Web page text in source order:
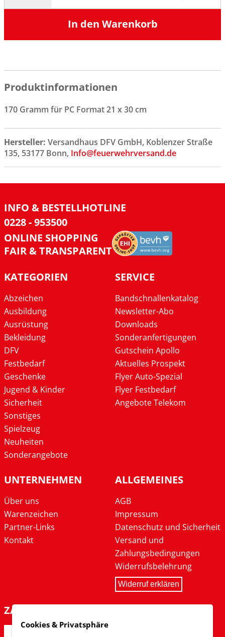
In den Warenkorb
Produktinformationen
170 Gramm für PC Format 21 x 30 cm
Hersteller: Versandhaus DFV GmbH, Koblenzer Straße
135, 53177 Bonn, Info@feuerwehrversand.de
INFO & BESTELLHOTLINE
0228 - 953500
ONLINE SHOPPING
FAIR & TRANSPARENT
KATEGORIEN
Abzeichen
Ausbildung
Ausrüstung
Bekleidung
DFV
Festbedarf
Geschenke
Jugend & Kinder
Sicherheit
Sonstiges
Spielzeug
Neuheiten
Sonderangebote
SERVICE
Bandschnallenkatalog
Newsletter-Abo
Downloads
Sonderanfertigungen
Gutschein Apollo
Aktuelles Prospekt
Flyer Auto-Spezial
Flyer Festbedarf
Angebote Telekom
UNTERNEHMEN
Über uns
Warenzeichen
Partner-Links
Kontakt
ALLGEMEINES
AGB
Impressum
Datenschutz und Sicherheit
Versand und
Zahlungsbedingungen
Widerrufsbelehrung
Widerruf erklären
ZAHLARTEN
Cookies & Privatsphäre